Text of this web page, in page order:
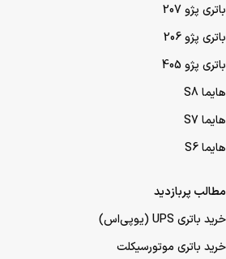
باتری پژو 207
باتری پژو 206
باتری پژو 405
هایما S8
هایما S7
هایما S6
مطالب پربازدید
خرید باتری UPS (یو‌پی‌اس)
خرید باتری موتورسیکلت